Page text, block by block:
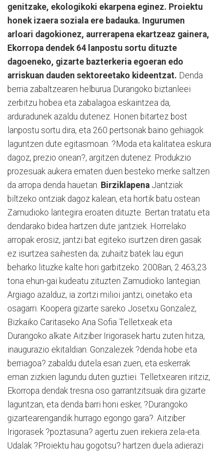
genitzake, ekologikoki ekarpena eginez. Proiektu
honek izaera soziala ere badauka. Ingurumen
arloari dagokionez, aurrerapena ekartzeaz gainera,
Ekorropa dendek 64 lanpostu sortu dituzte
dagoeneko, gizarte bazterkeria egoeran edo
arriskuan dauden sektoreetako kideentzat. Denda
berria zabaltzearen helburua Durangoko biztanleei
zerbitzu hobea eta zabalagoa eskaintzea da,
arduradunek azaldu dutenez. Honen bitartez bost
lanpostu sortu dira, eta 260 pertsonak baino gehiagok
laguntzen dute egitasmoan. ?Moda eta kalitatea eskura
dagoz, prezio onean?, argitzen dutenez. Produkzio
prozesuak aukera ematen duen besteko merke saltzen
da arropa denda hauetan. Birziklapena Jantziak
biltzeko ontziak dagoz kalean, eta hortik batu ostean
Zamudioko lantegira eroaten dituzte. Bertan tratatu eta
dendarako bidea hartzen dute jantziek. Horrelako
arropak erosiz, jantzi bat egiteko isurtzen diren gasak
ez isurtzea saihesten da; zuhaitz batek lau egun
beharko lituzke kalte hori garbitzeko. 2008an, 2.463,23
tona ehun-gai kudeatu zituzten Zamudioko lantegian.
Argiago azalduz, ia zortzi milioi jantzi, oinetako eta
osagarri. Koopera gizarte sareko Josetxu Gonzalez,
Bizkaiko Caritaseko Ana Sofia Telletxeak eta
Durangoko alkate Aitziber Irigorasek hartu zuten hitza,
inaugurazio ekitaldian. Gonzalezek ?denda hobe eta
berriagoa? zabaldu dutela esan zuen, eta eskerrak
eman zizkien lagundu duten guztiei. Telletxearen iritziz,
Ekorropa dendak tresna oso garrantzitsuak dira gizarte
laguntzan, eta denda barri honi esker, ?Durangoko
gizartearengandik hurrago egongo gara?. Aitziber
Irigorasek ?poztasuna? agertu zuen irekiera zela-eta.
Udalak ?Proiektu hau gogotsu? hartzen duela adierazi